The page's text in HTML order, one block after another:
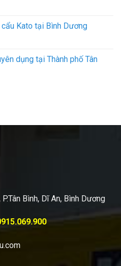
Kato tại Bình Dương
dụng tại Thành phố Tân
Bình, Dĩ An, Bình Dương